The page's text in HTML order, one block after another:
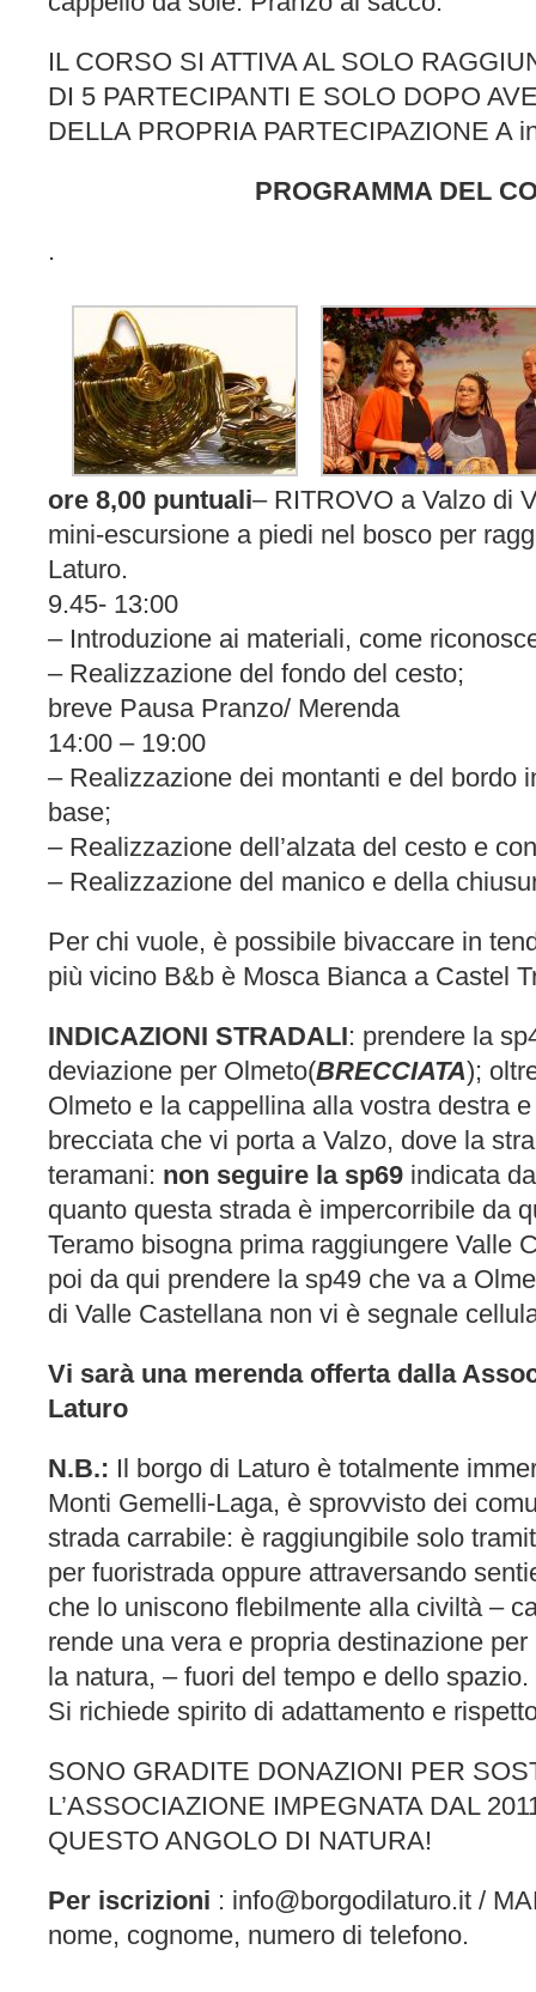
IL CORSO SI ATTIVA AL SOLO
DI 5 PARTECIPANTI E SOLO DOPO
DELLA PROPRIA PARTECIPAZIONE A
PROGRAMMA DEL
.
ore 8,00 puntuali– RITROVO a Valzo di
mini-escursione a piedi nel bosco per
Laturo.
9.45- 13:00
– Introduzione ai materiali, come
– Realizzazione del fondo del cesto;
breve Pausa Pranzo/ Merenda
14:00 – 19:00
– Realizzazione dei montanti e del bordo
base;
– Realizzazione dell’alzata del cesto e
– Realizzazione del manico e della
Per chi vuole, è possibile bivaccare in
più vicino B&b è Mosca Bianca a Castel
INDICAZIONI STRADALI: prendere la
deviazione per Olmeto(BRECCIATA);
Olmeto e la cappellina alla vostra destra
brecciata che vi porta a Valzo, dove la
teramani: non seguire la sp69 indicata
quanto questa strada è impercorribile da
Teramo bisogna prima raggiungere Valle
poi da qui prendere la sp49 che va a
di Valle Castellana non vi è segnale
Vi sarà una merenda offerta dalla
Laturo
N.B.: Il borgo di Laturo è totalmente
Monti Gemelli-Laga, è sprovvisto dei
strada carrabile: è raggiungibile solo
per fuoristrada oppure attraversando
che lo uniscono flebilmente alla civiltà –
rende una vera e propria destinazione per
la natura, – fuori del tempo e dello spazio.
Si richiede spirito di adattamento e
SONO GRADITE DONAZIONI PER
L’ASSOCIAZIONE IMPEGNATA DAL
QUESTO ANGOLO DI NATURA!
Per iscrizioni : info@borgodilaturo.it /
nome, cognome, numero di telefono.